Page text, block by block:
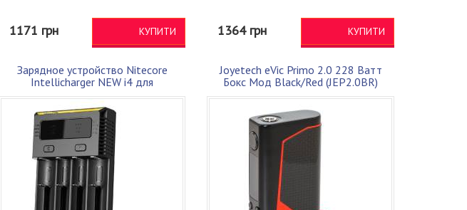
1171 грн КУПИТИ 1364 грн КУПИТИ
Зарядное устройство Nitecore
Intellicharger NEW i4 для
аккумуляторов 18650 (I4NEW)
Joyetech eVic Primo 2.0 228 Ватт
Бокс Мод Black/Red (JEP2.0BR)